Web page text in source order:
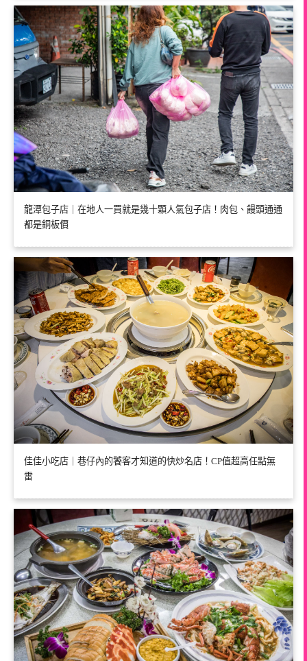
龍潭包子店｜在地人一買就是幾十顆人氣包子店！肉包、饅頭通通
都是銅板價
佳佳小吃店｜巷仔內的饕客才知道的快炒名店！CP值超高任點無
雷